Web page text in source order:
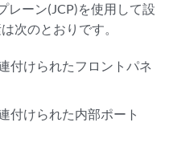
レーン(JCP)を使用して設
次のとおりです。
付けられたフロントパネ
付けられた内部ポート